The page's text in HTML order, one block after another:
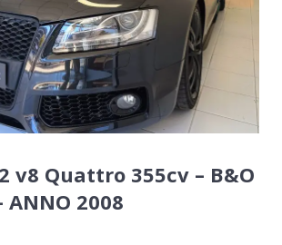
v8 Quattro 355cv – B&O
ANNO 2008